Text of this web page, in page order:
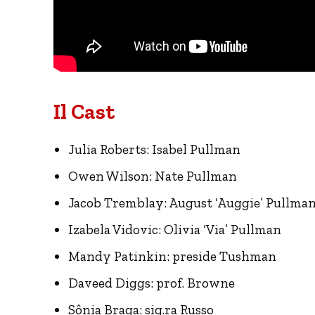
Il Cast
Julia Roberts: Isabel Pullman
Owen Wilson: Nate Pullman
Jacob Tremblay: August ‘Auggie’
Izabela Vidovic: Olivia ‘Via’ Pullman
Mandy Patinkin: preside Tushman
Daveed Diggs: prof. Browne
Sônia Braga: sig.ra Russo